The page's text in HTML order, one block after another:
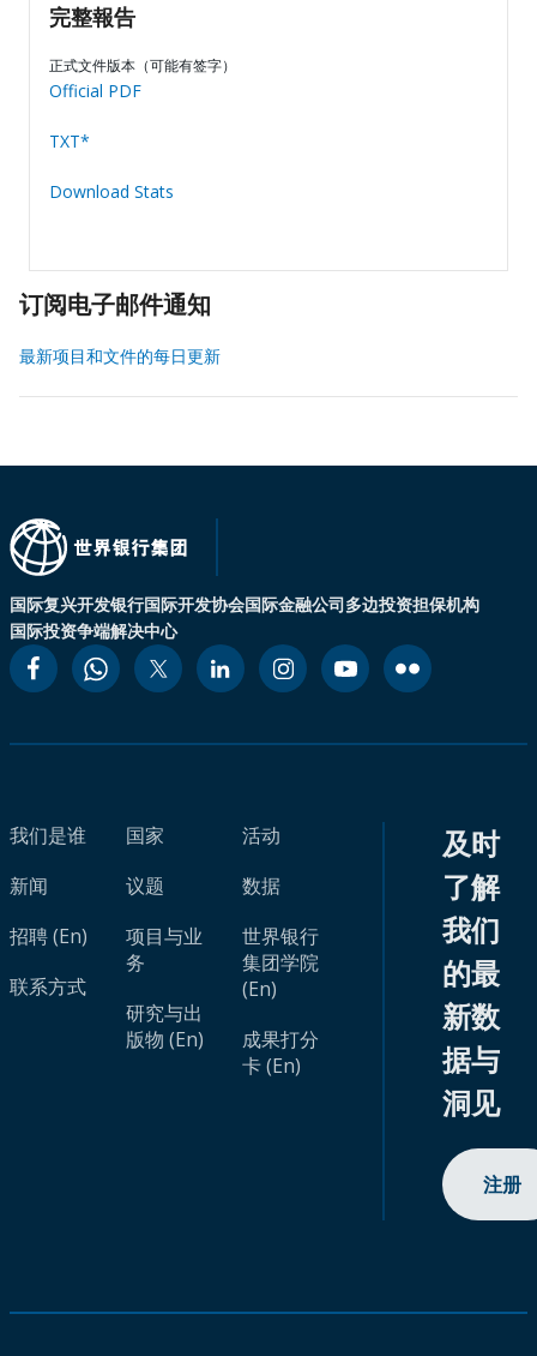
完整報告
正式文件版本（可能有签字）
Official PDF
TXT*
Download Stats
订阅电子邮件通知
最新项目和文件的每日更新
国际复兴开发银行国际开发协会国际金融公司多边投资担保机构
国际投资争端解决中心
我们是谁
新闻
招聘 (En)
联系方式
国家
议题
项目与业
务
研究与出
版物 (En)
活动
数据
世界银行
集团学院
(En)
成果打分
卡 (En)
及时
了解
我们
的最
新数
据与
洞见
注册